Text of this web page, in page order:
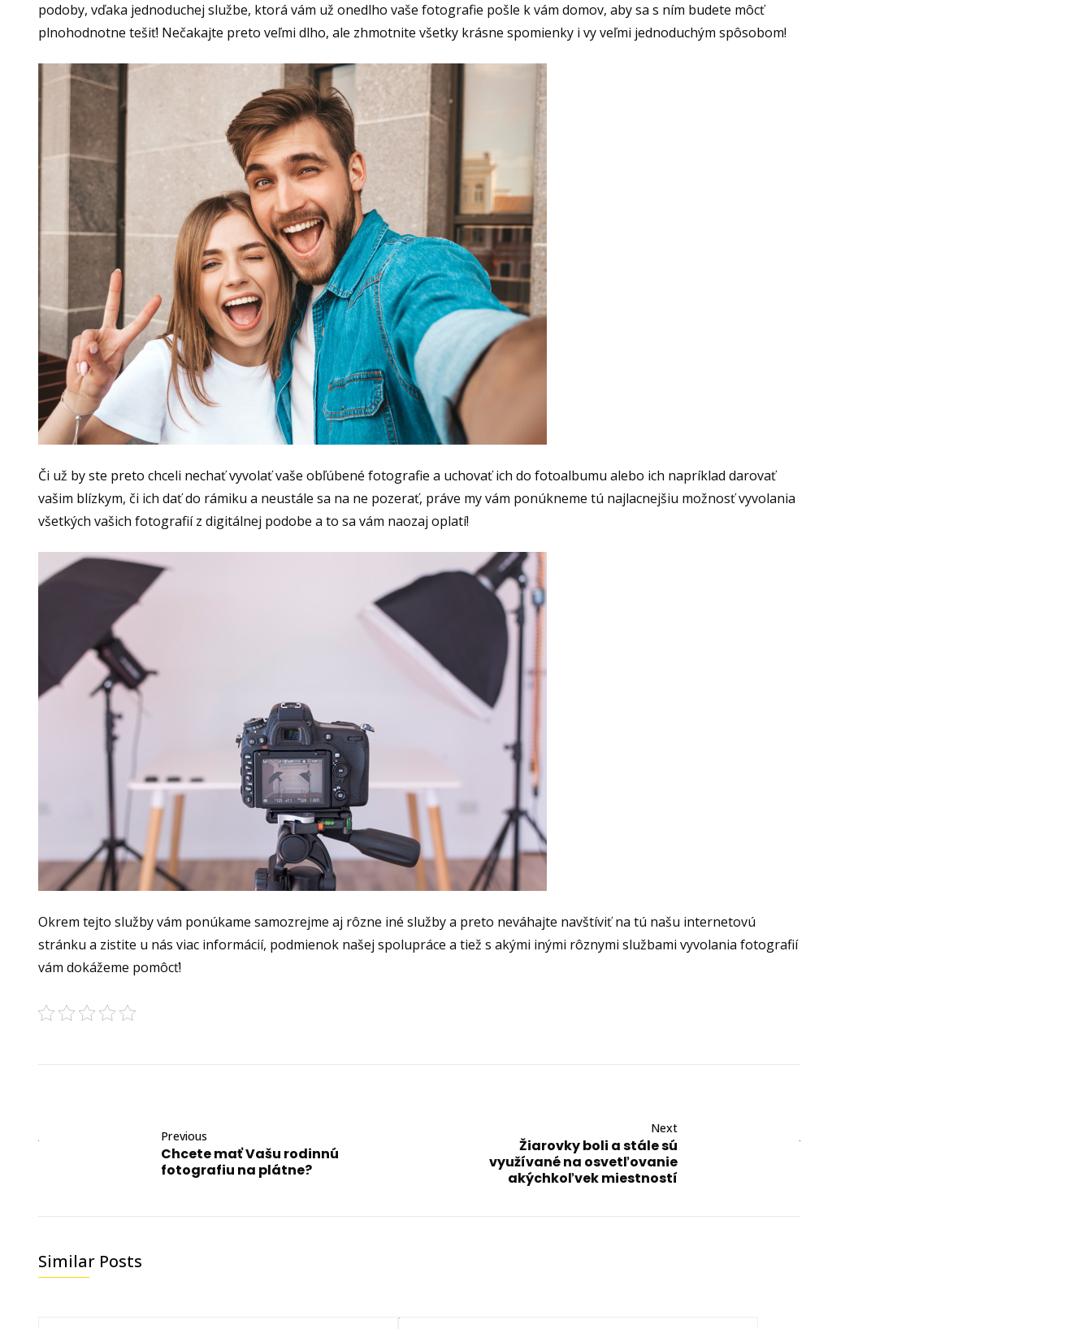
podoby, vďaka jednoduchej službe, ktorá vám už onedlho vaše fotografie pošle k vám domov, aby sa s ním budete môcť
plnohodnotne tešiť! Nečakajte preto veľmi dlho, ale zhmotnite všetky krásne spomienky i vy veľmi jednoduchým spôsobom!
Či už by ste preto chceli nechať vyvolať vaše obľúbené fotografie a uchovať ich do fotoalbumu alebo ich napríklad darovať
vašim blízkym, či ich dať do rámiku a neustále sa na ne pozerať, práve my vám ponúkneme tú najlacnejšiu možnosť vyvolania
všetkých vašich fotografií z digitálnej podobe a to sa vám naozaj oplatí!
Okrem tejto služby vám ponúkame samozrejme aj rôzne iné služby a preto neváhajte navštíviť na tú našu internetovú
stránku a zistite u nás viac informácií, podmienok našej spolupráce a tiež s akými inými rôznymi službami vyvolania fotografií
vám dokážeme pomôcť!
Previous
Chcete mať Vašu rodinnú
fotografiu na plátne?
Next
Žiarovky boli a stále sú
využívané na osvetľovanie
akýchkoľvek miestností
Similar Posts